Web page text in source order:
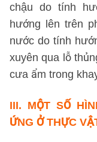
chậu do tính
hướng lên trên
nước do tính
xuyên qua lỗ
cưa ẩm trong
III. MỘT SỐ
ỨNG Ở THỰC